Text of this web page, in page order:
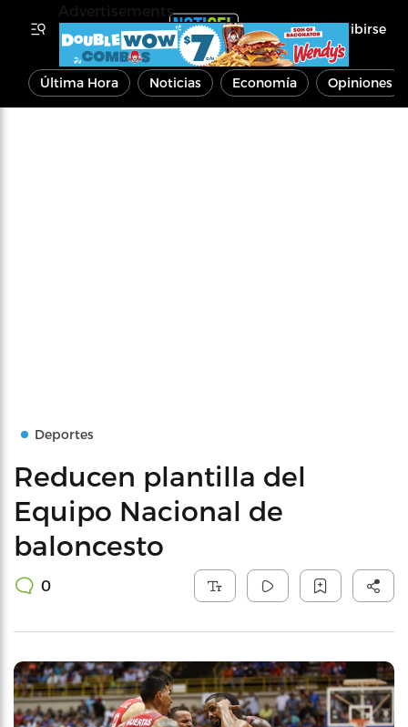
Inscribirse
Última Hora Noticias Economía Opiniones
Deportes
Reducen plantilla del
Equipo Nacional de
baloncesto
0
Advertisements